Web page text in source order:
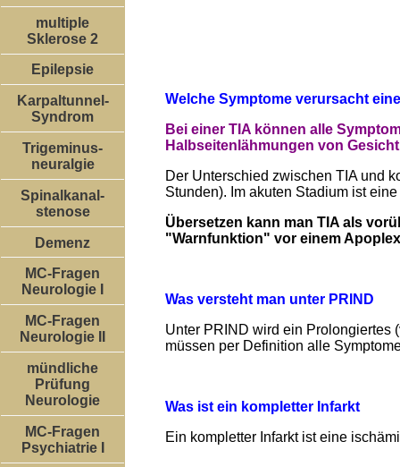
multiple
Sklerose 2
Epilepsie
Karpaltunnel-
Syndrom
Trigeminus-
neuralgie
Spinalkanal-
stenose
Demenz
MC-Fragen
Neurologie I
MC-Fragen
Neurologie II
mündliche
Prüfung
Neurologie
MC-Fragen
Psychiatrie I
Welche Symptome verursacht
Bei einer TIA können alle
Halbseitenlähmungen von
Der Unterschied zwischen TIA und
Stunden). Im akuten Stadium ist
Übersetzen kann man TIA als
"Warnfunktion" vor einem
Was versteht man unter PRIND
Unter PRIND wird ein Prolongiertes
müssen per Definition alle
Was ist ein kompletter Infarkt
Ein kompletter Infarkt ist eine